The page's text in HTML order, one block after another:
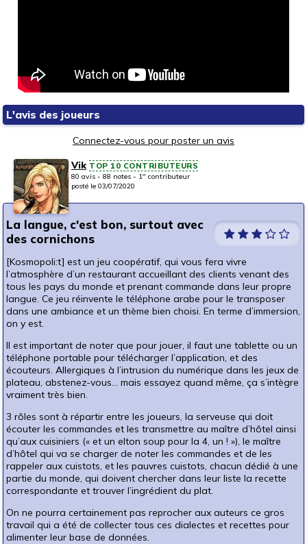
L'avis des joueurs
Connectez-vous pour poster un avis
Vik TOP 10 CONTRIBUTEURS
80 avis - 88 notes - 1er contributeur
posté le 03/07/2020
La langue, c'est bon, surtout avec
des cornichons
[Kosmopoli:t] est un jeu coopératif, qui vous fera vivre
l’atmosphère d’un restaurant accueillant des clients venant des
tous les pays du monde et prenant commande dans leur propre
langue. Ce jeu réinvente le téléphone arabe pour le transposer
dans une ambiance et un thème bien choisi. En terme d’immersion,
on y est.
Il est important de noter que pour jouer, il faut une tablette ou un
téléphone portable pour télécharger l’application, et des
écouteurs. Allergiques à l’intrusion du numérique dans les jeux de
plateau, abstenez-vous… mais essayez quand même, ça s’intègre
vraiment très bien.
3 rôles sont à répartir entre les joueurs, la serveuse qui doit
écouter les commandes et les transmettre au maître d’hôtel ainsi
qu’aux cuisiniers (« et un elton soup pour la 4, un ! »), le maître
d’hôtel qui va se charger de noter les commandes et de les
rappeler aux cuistots, et les pauvres cuistots, chacun dédié à une
partie du monde, qui doivent chercher dans leur liste la recette
correspondante et trouver l’ingrédient du plat.
On ne pourra certainement pas reprocher aux auteurs ce gros
travail qui a été de collecter tous ces dialectes et recettes pour
alimenter leur base de données.